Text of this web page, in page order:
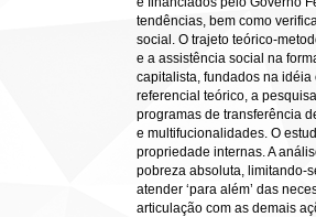
tendências, bem como
social. O trajeto teórico-
e a assistência social na
capitalista, fundados na
referencial teórico, a
programas de transferência
e multifucionalidades. O
propriedade internas. A
pobreza absoluta, limitando-
atender ‘para além’ das
articulação com as demais